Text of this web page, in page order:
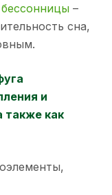
–
сна,
и
также как